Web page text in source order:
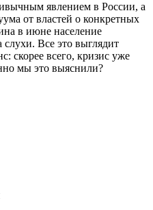
явлением в России, а
от властей о конкретных
в июне население
Все это выглядит
скорее всего, кризис уже
мы это выяснили?